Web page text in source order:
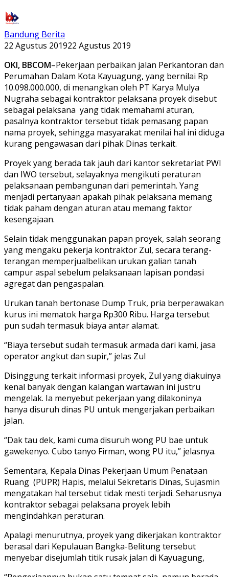
Bandung Berita
22 Agustus 201922 Agustus 2019
OKI, BBCOM–Pekerjaan perbaikan jalan Perkantoran dan
Perumahan Dalam Kota Kayuagung, yang bernilai Rp
10.098.000.000, di menangkan oleh PT Karya Mulya
Nugraha sebagai kontraktor pelaksana proyek disebut
sebagai pelaksana yang tidak memahami aturan,
pasalnya kontraktor tersebut tidak pemasang papan
nama proyek, sehingga masyarakat menilai hal ini diduga
kurang pengawasan dari pihak Dinas terkait.
Proyek yang berada tak jauh dari kantor sekretariat PWI
dan IWO tersebut, selayaknya mengikuti peraturan
pelaksanaan pembangunan dari pemerintah. Yang
menjadi pertanyaan apakah pihak pelaksana memang
tidak paham dengan aturan atau memang faktor
kesengajaan.
Selain tidak menggunakan papan proyek, salah seorang
yang mengaku pekerja kontraktor Zul, secara terang-
terangan memperjualbelikan urukan galian tanah
campur aspal sebelum pelaksanaan lapisan pondasi
agregat dan pengaspalan.
Urukan tanah bertonase Dump Truk, pria berperawakan
kurus ini mematok harga Rp300 Ribu. Harga tersebut
pun sudah termasuk biaya antar alamat.
“Biaya tersebut sudah termasuk armada dari kami, jasa
operator angkut dan supir,” jelas Zul
Disinggung terkait informasi proyek, Zul yang diakuinya
kenal banyak dengan kalangan wartawan ini justru
mengelak. Ia menyebut pekerjaan yang dilakoninya
hanya disuruh dinas PU untuk mengerjakan perbaikan
jalan.
“Dak tau dek, kami cuma disuruh wong PU bae untuk
gawekenyo. Cubo tanyo Firman, wong PU itu,” jelasnya.
Sementara, Kepala Dinas Pekerjaan Umum Penataan
Ruang (PUPR) Hapis, melalui Sekretaris Dinas, Sujasmin
mengatakan hal tersebut tidak mesti terjadi. Seharusnya
kontraktor sebagai pelaksana proyek lebih
mengindahkan peraturan.
Apalagi menurutnya, proyek yang dikerjakan kontraktor
berasal dari Kepulauan Bangka-Belitung tersebut
menyebar disejumlah titik rusak jalan di Kayuagung,